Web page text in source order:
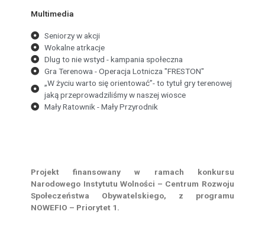
Multimedia
Seniorzy w akcji
Wokalne atrkacje
Dlug to nie wstyd - kampania społeczna
Gra Terenowa - Operacja Lotnicza "FRESTON"
„W życiu warto się orientować”- to tytuł gry terenowej
jaką przeprowadziliśmy w naszej wiosce
Mały Ratownik - Mały Przyrodnik
Projekt finansowany w ramach konkursu
Narodowego Instytutu Wolności – Centrum Rozwoju
Społeczeństwa Obywatelskiego, z programu
NOWEFIO – Priorytet 1.